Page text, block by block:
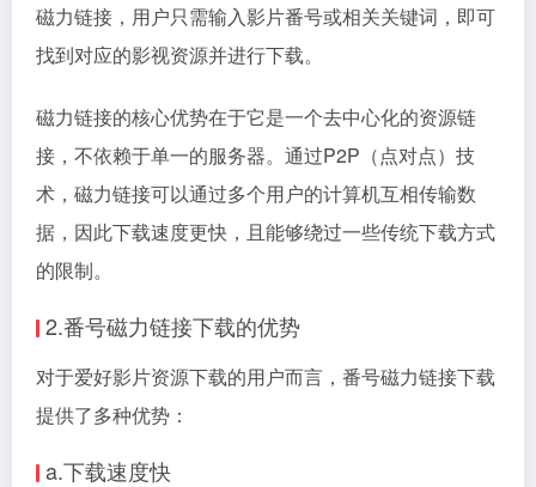
磁力链接，用户只需输入影片番号或相关关键词，即可
找到对应的影视资源并进行下载。
磁力链接的核心优势在于它是一个去中心化的资源链
接，不依赖于单一的服务器。通过P2P（点对点）技
术，磁力链接可以通过多个用户的计算机互相传输数
据，因此下载速度更快，且能够绕过一些传统下载方式
的限制。
2.番号磁力链接下载的优势
对于爱好影片资源下载的用户而言，番号磁力链接下载
提供了多种优势：
a.下载速度快